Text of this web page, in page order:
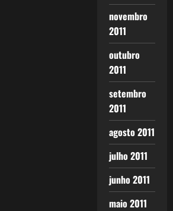
novembro
2011
outubro
2011
setembro
2011
agosto 2011
julho 2011
junho 2011
maio 2011